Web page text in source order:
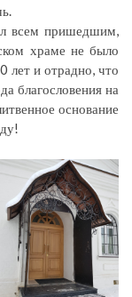
всем пришедшим,
храме не было
лет и отрадно, что
благословения на
основание